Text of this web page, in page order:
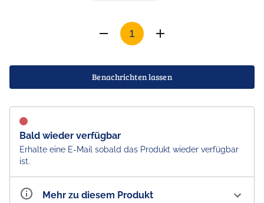
Benachrichten lassen
Bald wieder verfügbar
Erhalte eine E-Mail sobald das Produkt wieder verfügbar
ist.
Mehr zu diesem Produkt